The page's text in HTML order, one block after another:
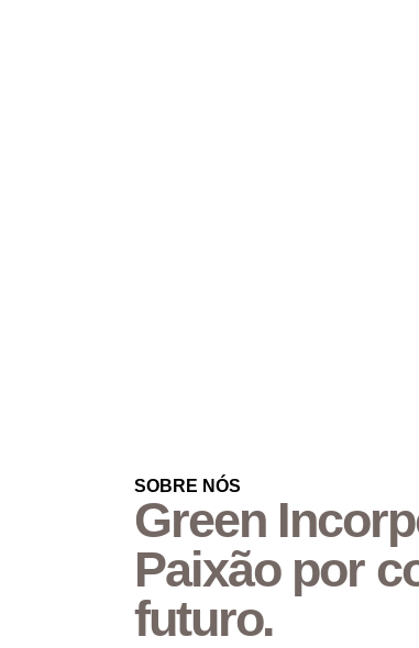
SOBRE NÓS
Green
Paixão por
futuro.